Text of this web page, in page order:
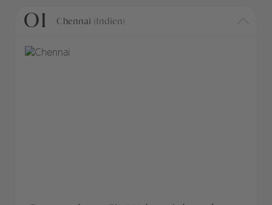
01 Chennai (Indien)